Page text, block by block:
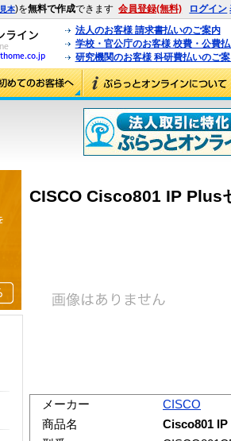
見本)を無料で作成できます 会員登録(無料) ログイン
法人のお客様 請求書払いのご案内
学校・官公庁のお客様 校費・公費
研究機関のお客様 科研費払いのご
CISCO Cisco801 IP Plus
メーカー
CISCO
商品名
Cisco801